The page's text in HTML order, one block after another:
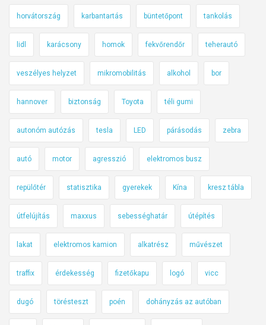
horvátország karbantartás büntetőpont tankolás
lidl karácsony homok fekvőrendőr teherautó
veszélyes helyzet mikromobilitás alkohol bor
hannover biztonság Toyota téli gumi
autonóm autózás tesla LED párásodás zebra
autó motor agresszió elektromos busz
repülőtér statisztika gyerekek Kína kresz tábla
útfelújítás maxxus sebességhatár útépítés
lakat elektromos kamion alkatrész művészet
traffix érdekesség fizetőkapu logó vicc
dugó törésteszt poén dohányzás az autóban